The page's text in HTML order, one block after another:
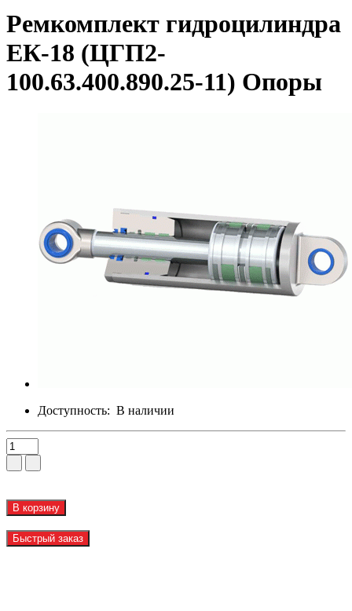
Ремкомплект гидроцилиндра
ЕК-18 (ЦГП2-
100.63.400.890.25-11) Опоры
Доступность: В наличии
В корзину
Быстрый заказ